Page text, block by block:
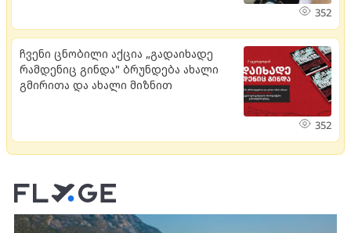
352
ჩვენი ცნობილი აქცია „გადაიხადე
რამდენიც გინდა" ბრუნდება ახალი
გმირითა და ახალი მიზნით
352